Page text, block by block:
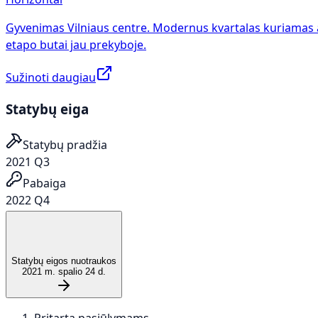
Gyvenimas Vilniaus centre. Modernus kvartalas
etapo butai jau prekyboje.
Sužinoti daugiau
Statybų eiga
Statybų pradžia
2021 Q3
Pabaiga
2022 Q4
Statybų eigos nuotraukos
2021 m. spalio 24 d.